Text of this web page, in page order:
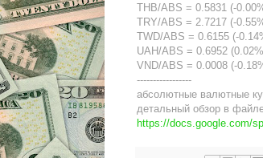
THB/ABS = 0.5831 (-
TRY/ABS = 2.7217 (-
TWD/ABS = 0.6155 (-
UAH/ABS = 0.6952
VND/ABS = 0.0008 (-
-----------------
абсолютные валютные
детальный обзор в
https://docs.google.com/